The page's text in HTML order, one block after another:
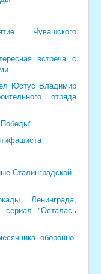
Чувашского
встреча с
Юстус Владимир
отряда
Сталинградской
Ленинграда,
сериал "Осталась
оборонно-